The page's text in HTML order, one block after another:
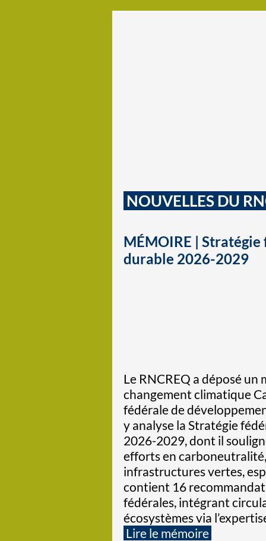
NOUVELLES DU
MÉMOIRE |
durable 2026-2029
Le RNCREQ a déposé
changement climatique
fédérale de
y analyse la Stratégie
2026-2029, dont il
efforts en
infrastructures vertes,
contient 16
fédérales, intégrant
écosystèmes via
Lire le mémoire